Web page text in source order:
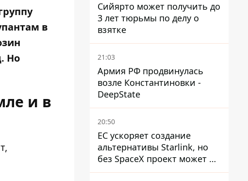
в
Но
и в
Сийярто может получить до
3 лет тюрьмы по делу о
взятке
21:03
Армия РФ продвинулась
возле Константиновки -
DeepState
20:50
ЕС ускоряет создание
альтернативы Starlink, но
без SpaceX проект может не
обойтись